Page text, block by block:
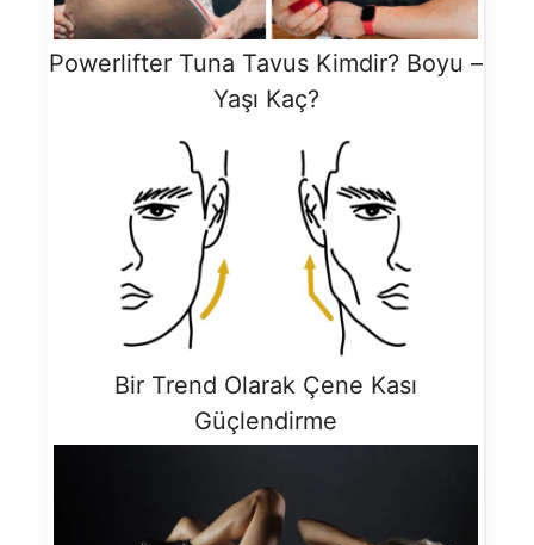
Powerlifter Tuna Tavus Kimdir? Boyu –
Yaşı Kaç?
Bir Trend Olarak Çene Kası
Güçlendirme